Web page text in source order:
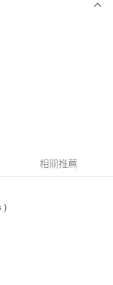
島取退>
相關推薦
)